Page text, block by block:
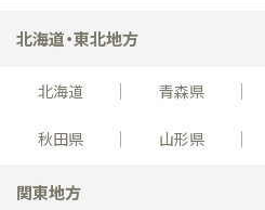
北海道・東北地方
北海道 青森県
秋田県 山形県
関東地方